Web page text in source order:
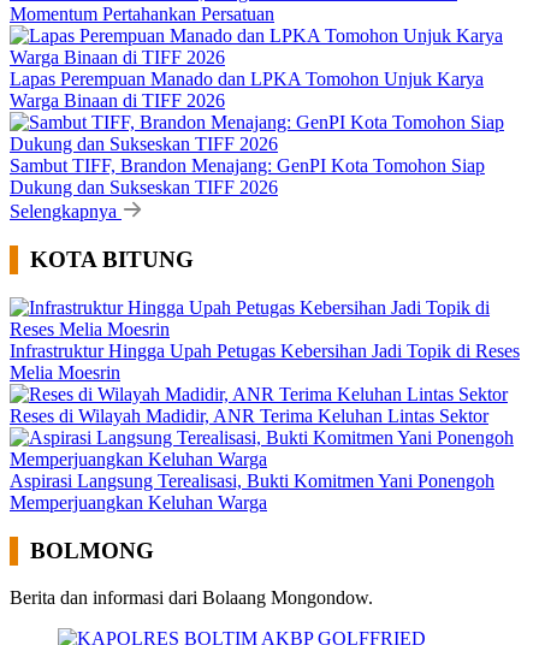
Momentum Pertahankan Persatuan
Lapas Perempuan Manado dan LPKA Tomohon Unjuk Karya
Warga Binaan di TIFF 2026
Sambut TIFF, Brandon Menajang: ​GenPI Kota Tomohon Siap
Dukung dan Sukseskan TIFF 2026
Selengkapnya
KOTA BITUNG
Infrastruktur Hingga Upah Petugas Kebersihan Jadi Topik di Reses
Melia Moesrin
Reses di Wilayah Madidir, ANR Terima Keluhan Lintas Sektor
Aspirasi Langsung Terealisasi, Bukti Komitmen Yani Ponengoh
Memperjuangkan Keluhan Warga
BOLMONG
Berita dan informasi dari Bolaang Mongondow.